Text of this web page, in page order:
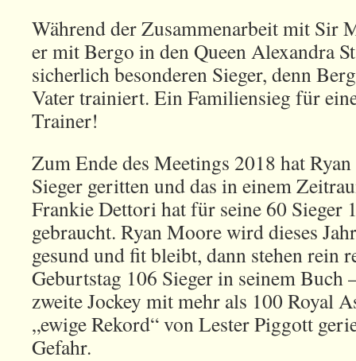
Während der Zusammenarbeit mit Sir
er mit Bergo in den Queen Alexandra
sicherlich besonderen Sieger, denn
Vater trainiert. Ein Familiensieg für
Trainer!
Zum Ende des Meetings 2018 hat
Sieger geritten und das in einem
Frankie Dettori hat für seine 60 Sieger
gebraucht. Ryan Moore wird dieses
gesund und fit bleibt, dann stehen rein
Geburtstag 106 Sieger in seinem Buch
zweite Jockey mit mehr als 100 Royal
„ewige Rekord“ von Lester Piggott
Gefahr.